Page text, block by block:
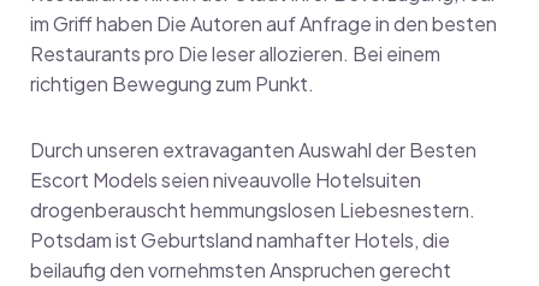
im Griff haben Die Autoren auf Anfrage in den besten
Restaurants pro Die leser allozieren. Bei einem
richtigen Bewegung zum Punkt.
Durch unseren extravaganten Auswahl der Besten
Escort Models seien niveauvolle Hotelsuiten
drogenberauscht hemmungslosen Liebesnestern.
Potsdam ist Geburtsland namhafter Hotels, die
beilaufig den vornehmsten Anspruchen gerecht